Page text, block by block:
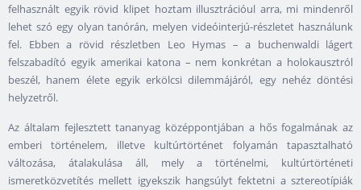
felhasznált egyik rövid klipet hoztam illusztrációul arra, mi mindenről
lehet szó egy olyan tanórán, melyen videóinterjú-részletet használunk
fel. Ebben a rövid részletben Leo Hymas – a buchenwaldi lágert
felszabadító egyik amerikai katona – nem konkrétan a holokausztról
beszél, hanem élete egyik erkölcsi dilemmájáról, egy nehéz döntési
helyzetről.
Az általam fejlesztett tananyag középpontjában a hős fogalmának az
emberi történelem, illetve kultúrtörténet folyamán tapasztalható
változása, átalakulása áll, mely a történelmi, kultúrtörténeti
ismeretközvetítés mellett igyekszik hangsúlyt fektetni a sztereotípiák